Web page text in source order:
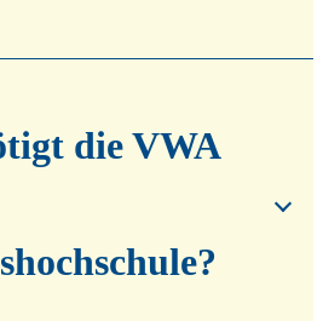
die VWA